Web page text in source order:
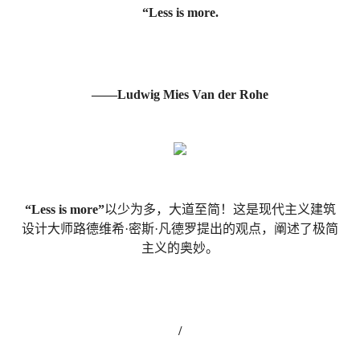
“Less is more.
——Ludwig Mies Van der Rohe
“Less is more”以少为多，大道至简！这是现代主义建筑
设计大师路德维希·密斯·凡德罗提出的观点，阐述了极简
主义的奥妙。
/